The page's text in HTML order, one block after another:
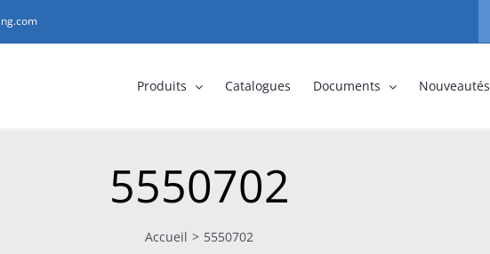
Produits Catalogues Documents Nouveautés
5550702
Accueil > 5550702